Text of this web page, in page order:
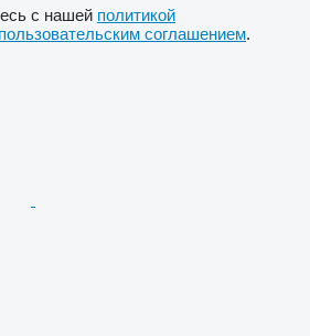
с нашей политикой
пользовательским соглашением.